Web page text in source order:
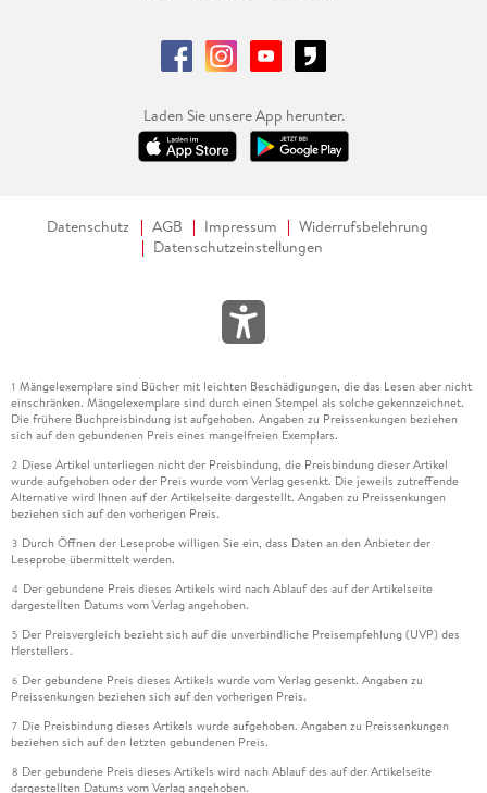
Laden Sie unsere App herunter.
Datenschutz AGB Impressum
Widerrufsbelehrung
Datenschutzeinstellungen
1 Mängelexemplare sind Bücher mit leichten Beschädigungen, die das Lesen aber nicht
einschränken. Mängelexemplare sind durch einen Stempel als solche gekennzeichnet.
Die frühere Buchpreisbindung ist aufgehoben. Angaben zu Preissenkungen beziehen
sich auf den gebundenen Preis eines mangelfreien Exemplars.
2 Diese Artikel unterliegen nicht der Preisbindung, die Preisbindung dieser Artikel
wurde aufgehoben oder der Preis wurde vom Verlag gesenkt. Die jeweils zutreffende
Alternative wird Ihnen auf der Artikelseite dargestellt. Angaben zu Preissenkungen
beziehen sich auf den vorherigen Preis.
3 Durch Öffnen der Leseprobe willigen Sie ein, dass Daten an den Anbieter der
Leseprobe übermittelt werden.
4 Der gebundene Preis dieses Artikels wird nach Ablauf des auf der Artikelseite
dargestellten Datums vom Verlag angehoben.
5 Der Preisvergleich bezieht sich auf die unverbindliche Preisempfehlung (UVP) des
Herstellers.
6 Der gebundene Preis dieses Artikels wurde vom Verlag gesenkt. Angaben zu
Preissenkungen beziehen sich auf den vorherigen Preis.
7 Die Preisbindung dieses Artikels wurde aufgehoben. Angaben zu Preissenkungen
beziehen sich auf den letzten gebundenen Preis.
8 Der gebundene Preis dieses Artikels wird nach Ablauf des auf der Artikelseite
dargestellten Datums vom Verlag angehoben.